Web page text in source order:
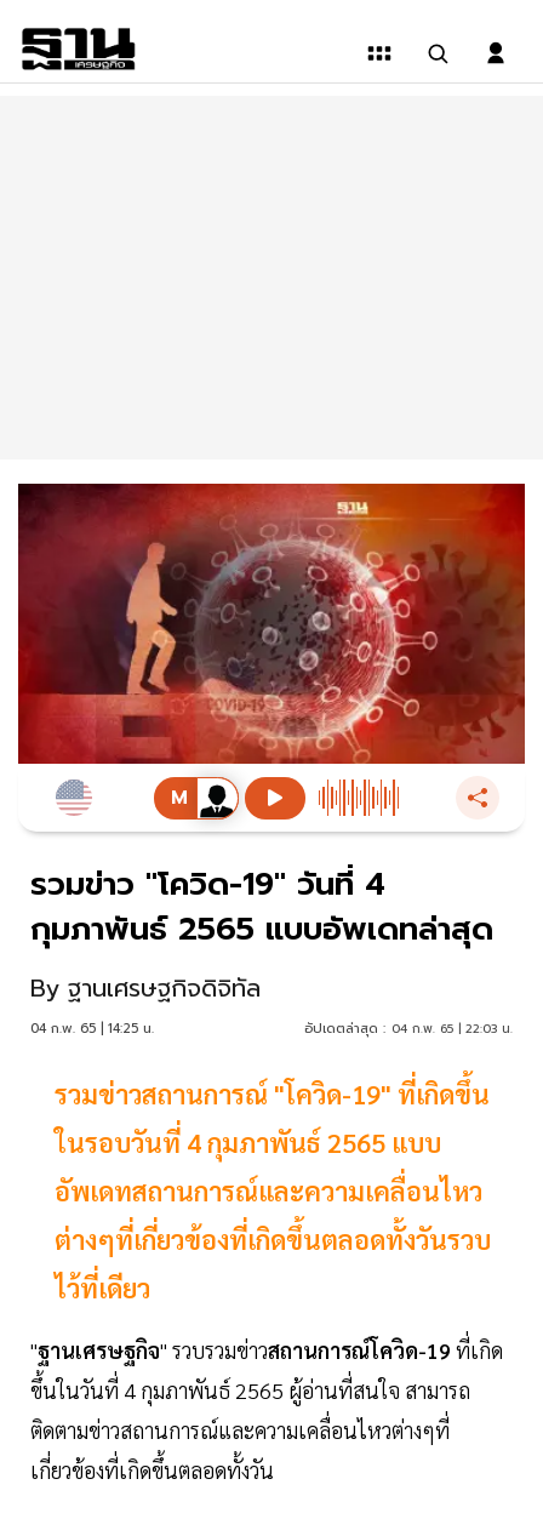
รวมข่าว "โควิด-19" วันที่ 4
กุมภาพันธ์ 2565 แบบอัพเดทล่าสุด
By ฐานเศรษฐกิจดิจิทัล
04 ก.พ. 65 | 14:25 น. อัปเดตล่าสุด : 04 ก.พ. 65 | 22:03 น.
รวมข่าวสถานการณ์ "โควิด-19" ที่เกิดขึ้น
ในรอบวันที่ 4 กุมภาพันธ์ 2565 แบบ
อัพเดทสถานการณ์และความเคลื่อนไหว
ต่างๆที่เกี่ยวข้องที่เกิดขึ้นตลอดทั้งวันรวบ
ไว้ที่เดียว
"ฐานเศรษฐกิจ" รวบรวมข่าวสถานการณ์โควิด-19 ที่เกิด
ขึ้นในวันที่ 4 กุมภาพันธ์ 2565 ผู้อ่านที่สนใจ สามารถ
ติดตามข่าวสถานการณ์และความเคลื่อนไหวต่างๆที่
เกี่ยวข้องที่เกิดขึ้นตลอดทั้งวัน